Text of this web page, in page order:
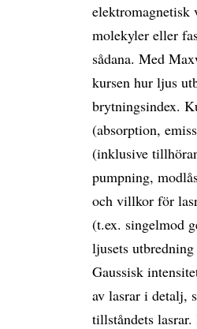
elektromagnetisk
molekyler eller
sådana. Med
kursen hur ljus
brytningsindex.
(absorption,
(inklusive
pumpning,
och villkor för
(t.ex. singelmod
ljusets
Gaussisk
av lasrar i detalj,
tillståndets